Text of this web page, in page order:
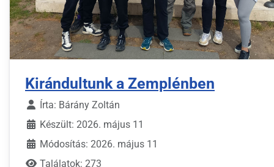
Kirándultunk a Zemplénben
Írta: Bárány Zoltán
Készült: 2026. május 11
Módosítás: 2026. május 11
Találatok: 273